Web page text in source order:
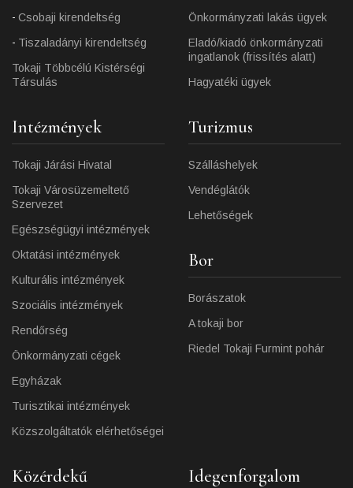
Csobaji kirendeltség
Tiszaladányi kirendeltség
Tokaji Többcélú Kistérségi
Társulás
Önkormányzati lakás ügyek
Eladó/kiadó önkormányzati
ingatlanok (frissítés alatt)
Hagyatéki ügyek
Intézmények
Tokaji Járási Hivatal
Tokaji Városüzemeltető
Szervezet
Egészségügyi intézmények
Oktatási intézmények
Kulturális intézmények
Szociális intézmények
Rendőrség
Önkormányzati cégek
Egyházak
Turisztikai intézmények
Közszolgáltatók elérhetőségei
Turizmus
Szálláshelyek
Vendéglátók
Lehetőségek
Bor
Borászatok
A tokaji bor
Riedel Tokaji Furmint pohár
Közérdekű Idegenforgalom